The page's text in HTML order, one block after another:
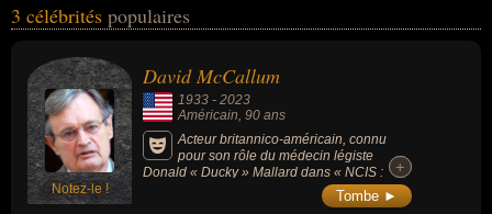
football ou du sport collectif. Ces célébrités peuvent également
football ou footballeur. En ce qui concerne leurs nationalités au
moment de leurs morts, ils peuvent avoir été américain, anglais ou
francais par exemple.
3 célébrités populaires
Notez-le !
David McCallum
1933 - 2023
Américain, 90 ans
Acteur britannico-américain, connu
pour son rôle du médecin légiste
Donald « Ducky » Mallard dans « NCIS :
Enquêtes spéciales » (2003-2023), d'Illya
Kouriakine, un agent secret d'origine russe
+
+
Tombe ►